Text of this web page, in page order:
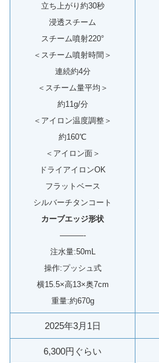
立ち上がり約30秒
浸透スチーム
スチーム噴射220°
＜スチーム噴射時間＞
連続約4分
＜スチーム量平均＞
約11g/分
＜アイロン温度調整＞
約160℃
＜アイロン面＞
ドライアイロンOK
フラットベース
シルバーチタンコート
カーブエッジ形状
———-
注水量:50mL
操作:プッシュ式
横15.5×高13×奥7cm
重量:約670g
2025年3月1日
6,300円ぐらい